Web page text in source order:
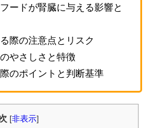
ードが腎臓に与える影響と
際の注意点とリスク
やさしさと特徴
のポイントと判断基準
[非表示]